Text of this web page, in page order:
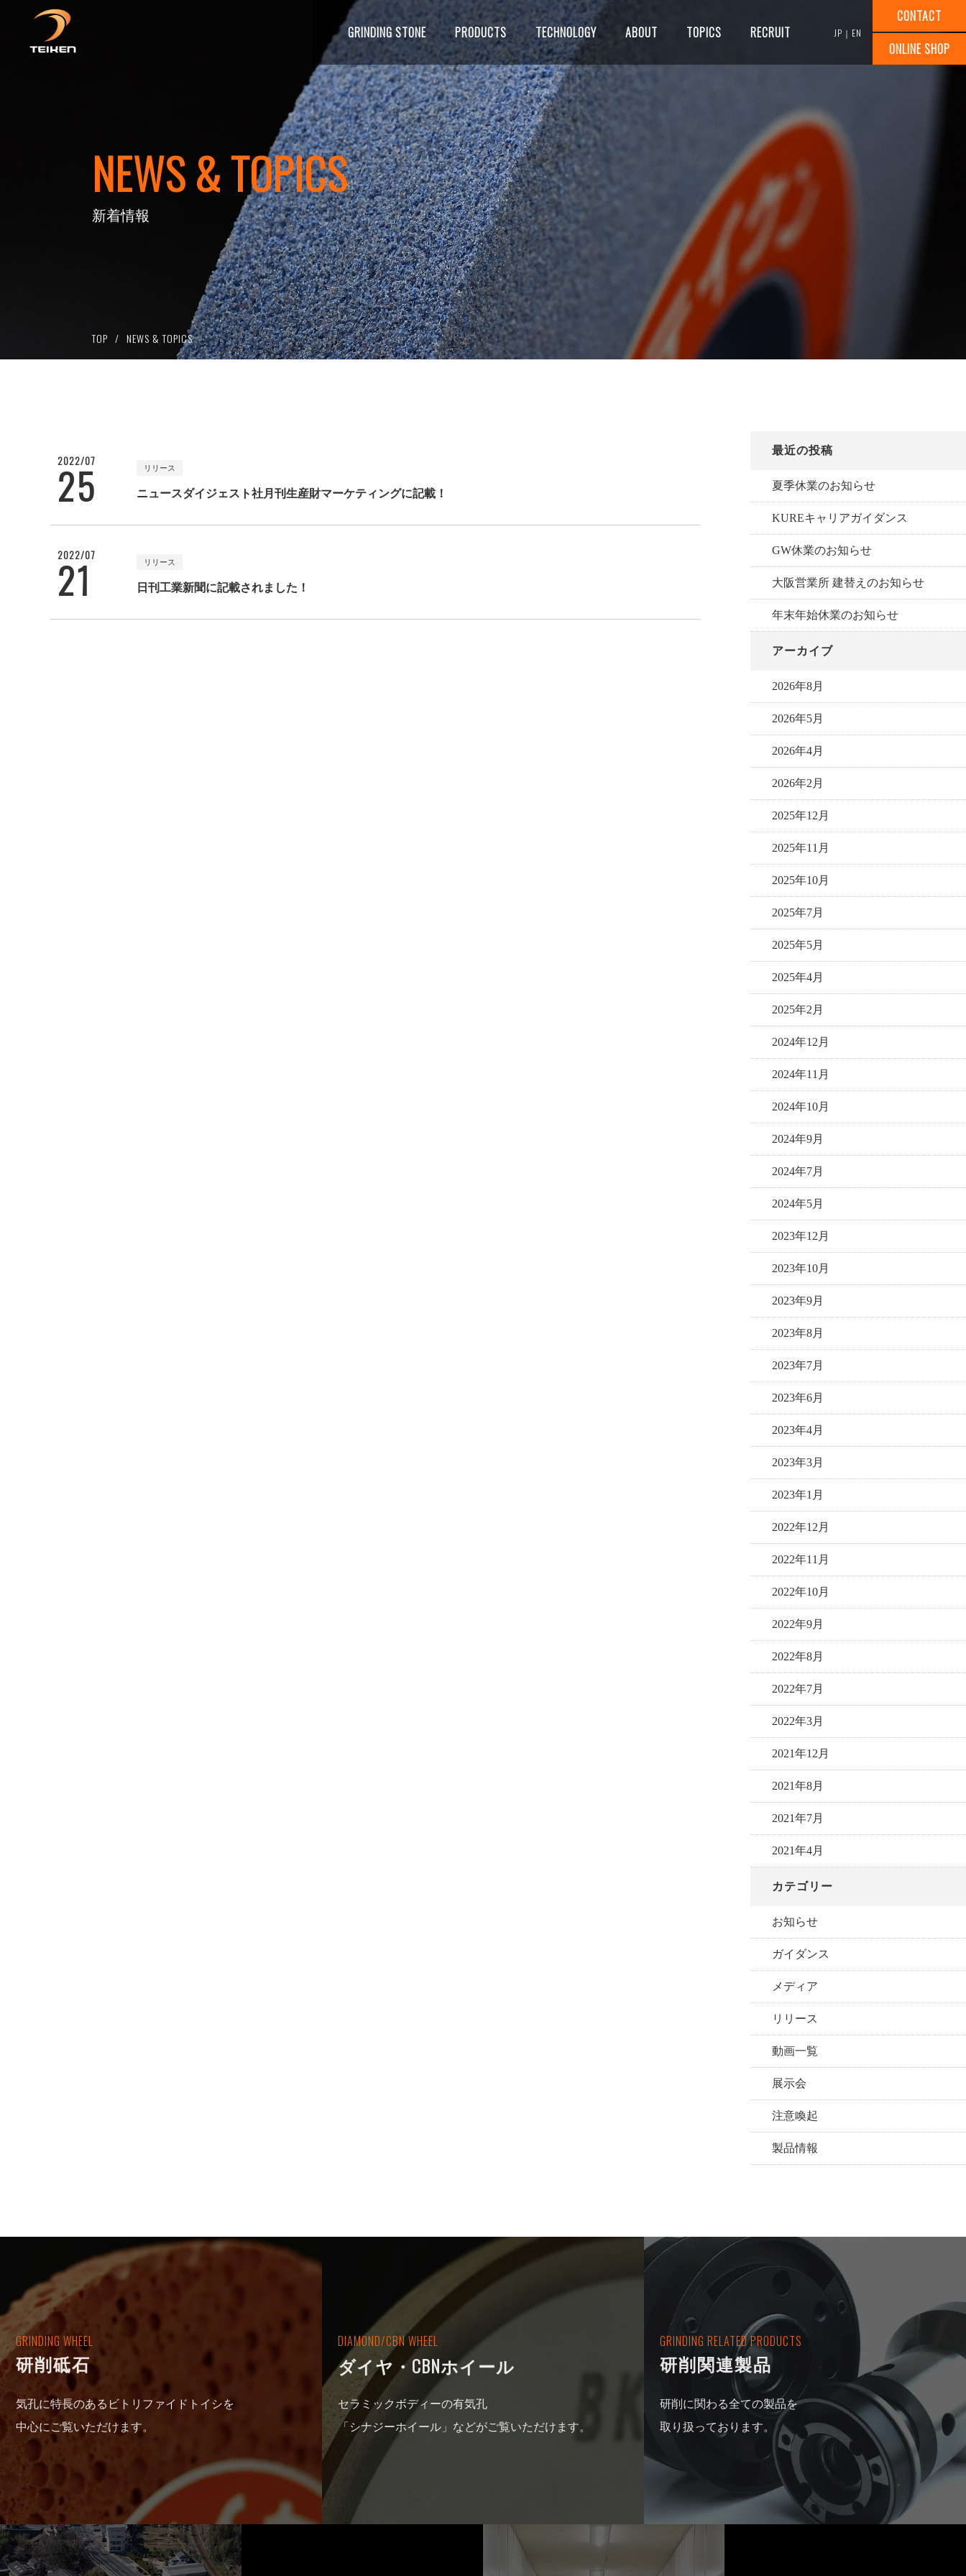
JP ｜ EN
CONTACT
ONLINE SHOP
GRINDING STONE
砥石を知る 研削方法
PRODUCTS
ワーク材質より検索 研削トイシ ダイヤ・CBNホイール 研削関連製品
TECHNOLOGY
製造工程 立会テスト 研削試験
ABOUT
品質マネジメント アクセス
TOPICS
展示会 工場見学 講習会
RECRUIT
社員インタビュー
NEWS & TOPICS
新着情報
TOP NEWS & TOPICS
2022/07
25 リリース
ニュースダイジェスト社月刊生産財マーケティングに記載！
2022/07
21 リリース
日刊工業新聞に記載されました！
最近の投稿
夏季休業のお知らせ
KUREキャリアガイダンス
GW休業のお知らせ
大阪営業所 建替えのお知らせ
年末年始休業のお知らせ
アーカイブ
2026年8月
2026年5月
2026年4月
2026年2月
2025年12月
2025年11月
2025年10月
2025年7月
2025年5月
2025年4月
2025年2月
2024年12月
2024年11月
2024年10月
2024年9月
2024年7月
2024年5月
2023年12月
2023年10月
2023年9月
2023年8月
2023年7月
2023年6月
2023年4月
2023年3月
2023年1月
2022年12月
2022年11月
2022年10月
2022年9月
2022年8月
2022年7月
2022年3月
2021年12月
2021年8月
2021年7月
2021年4月
カテゴリー
お知らせ
ガイダンス
メディア
リリース
動画一覧
展示会
注意喚起
製品情報
GRINDING WHEEL
研削砥石
気孔に特長のあるビトリファイドトイシを
中心にご覧いただけます。
DIAMOND/CBN WHEEL
ダイヤ・CBNホイール
セラミックボディーの有気孔
「シナジーホイール」などがご覧いただけます。
GRINDING RELATED PRODUCTS
研削関連製品
研削に関わる全ての製品を
取り扱っております。